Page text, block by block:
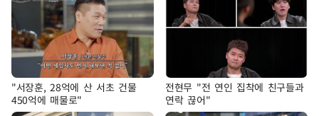
"서장훈, 28억에 산 서초 건물
450억에 매물로"
전현무 "전 연인 집착에 친구들과
연락 끊어"